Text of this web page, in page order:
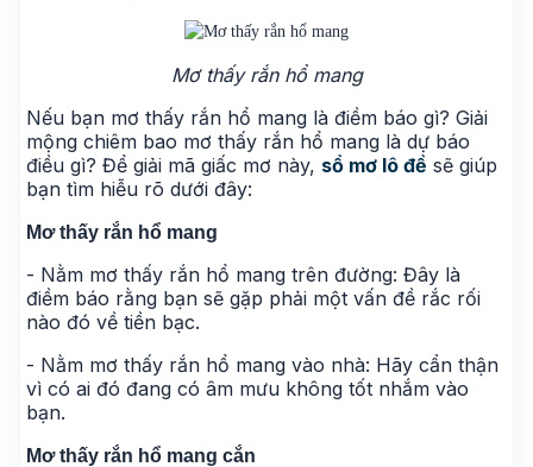
Mơ thấy rắn hổ mang​
Nếu bạn mơ thấy rắn hổ mang là điềm báo gì? Giải
mộng chiêm bao mơ thấy rắn hổ mang là dự báo
điều gì? Để giải mã giấc mơ này, sổ mơ lô đề sẽ giúp
bạn tìm hiễu rõ dưới đây:
Mơ thấy rắn hổ mang
- Nằm mơ thấy rắn hổ mang trên đường: Đây là
điềm báo rằng bạn sẽ gặp phải một vấn đề rắc rối
nào đó về tiền bạc.
- Nằm mơ thấy rắn hổ mang vào nhà: Hãy cẩn thận
vì có ai đó đang có âm mưu không tốt nhắm vào
bạn.
Mơ thấy rắn hổ mang cắn